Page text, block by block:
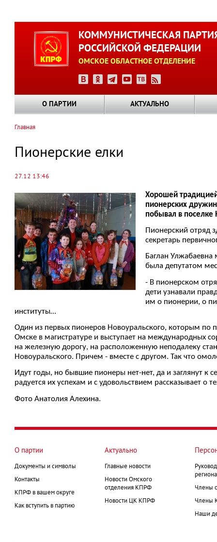
КОММУНИСТИЧЕСКАЯ
РОССИЙСКОЙ ФЕДЕРАЦИИ
ОМСКОЕ ОБЛАСТНОЕ ОТДЕЛЕНИЕ
О ПАРТИИ АКТУАЛЬНО
навигации
Главная
Пионерские елки
27.12 13:46
Хорошей
пионерских
побывал в поселке
Пионерский отряд
секретарь
Баглан Улжабаевна
была депутатом
- В пионерском
дети узнавали
им о пионерии, о
институты…
Один из первых пионеров Новоуральского, которым по
Омске в магистратуре и выступает на международных
на железную дорогу, на расположенную неподалеку
Новоуральского. Причем - вместе с другом. Так что
Идут годы, но бывшие пионеры нет-нет, да и заглянут к
радуется их успехам и с удовольствием рассказывает
Фото Анатолия Алехина.
О партии
Документы и символы
Контакты
КПРФ в вашем округе
Как вступить в партию
Актуально
Главные новости
Новости Омского
отделения КПРФ
Новости ЦК КПРФ
Члены
Члены
Наши